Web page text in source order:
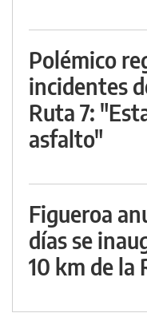
Polémico
incidentes
Ruta 7:
asfalto"
Figueroa
días se
10 km de la